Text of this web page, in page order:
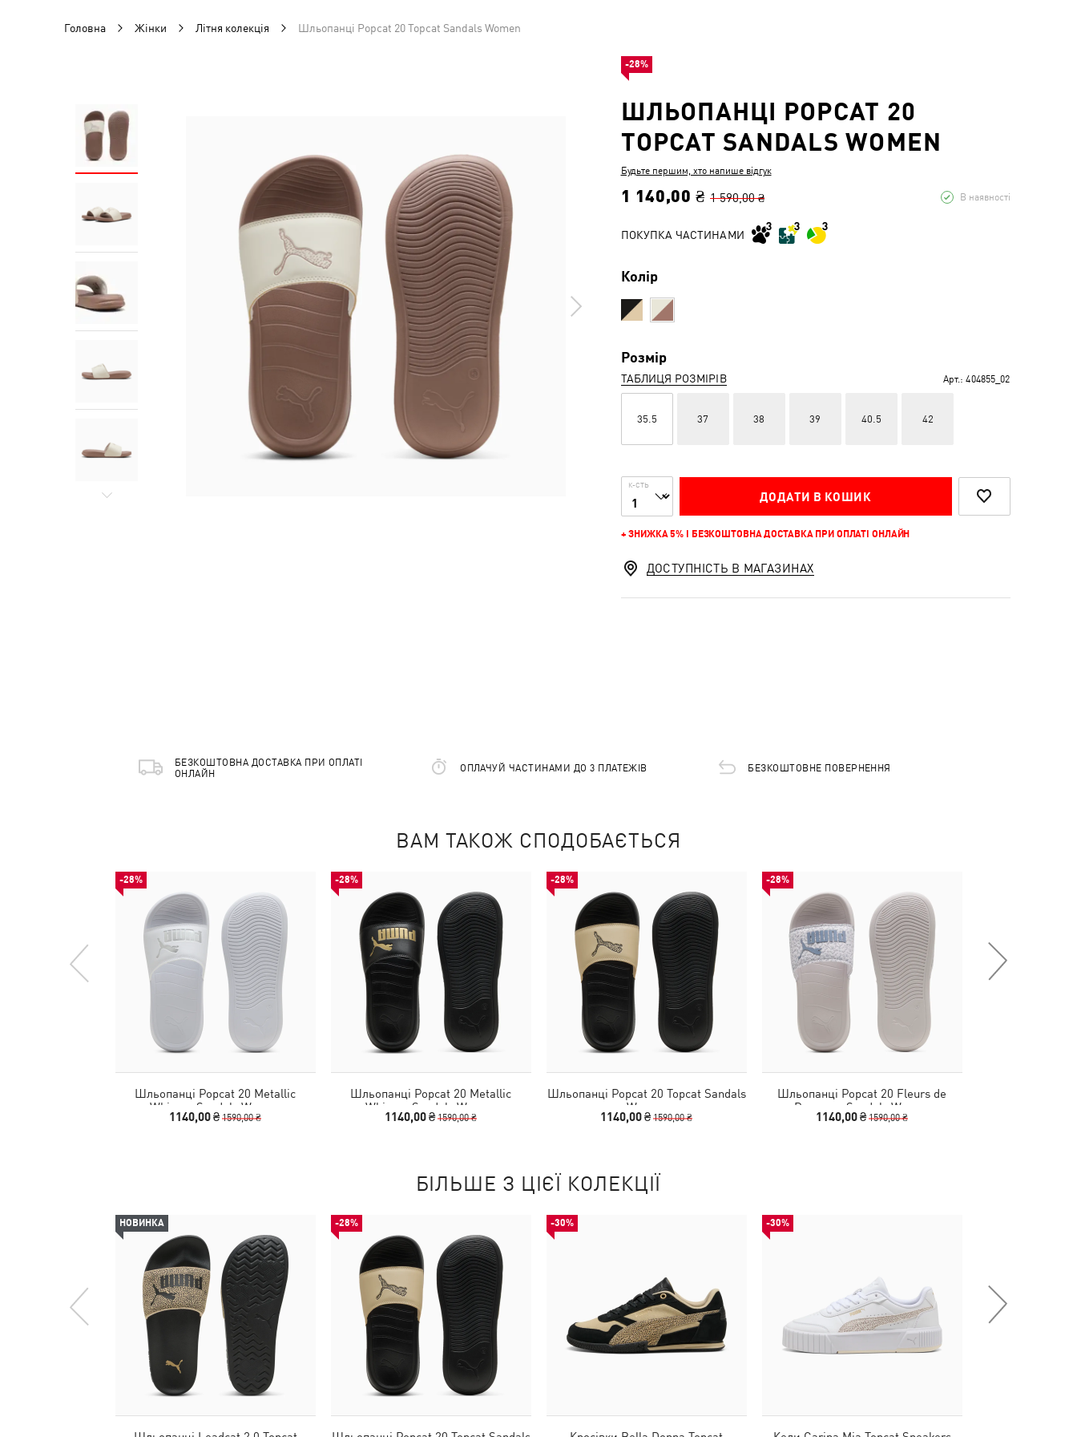
Головна Жінки Літня колекція Шльопанці Popcat 20 Topcat Sandals Women
ШЛЬОПАНЦІ POPCAT 20
TOPCAT SANDALS WOMEN
Будьте першим, хто напише відгук
1 140,00 ₴ 1 590,00 ₴ В наявності
ПОКУПКА ЧАСТИНАМИ
Колір
Розмір
ТАБЛИЦЯ РОЗМІРІВ Арт.: 404855_02
35.5 37 38 39 40.5 42
К-СТЬ
ДОДАТИ В КОШИК
+ ЗНИЖКА 5% І БЕЗКОШТОВНА ДОСТАВКА ПРИ ОПЛАТІ ОНЛАЙН
-28%
ДОСТУПНІСТЬ В МАГАЗИНАХ
БЕЗКОШТОВНА ДОСТАВКА ПРИ ОПЛАТІ
ОНЛАЙН
ОПЛАЧУЙ ЧАСТИНАМИ ДО 3 ПЛАТЕЖІВ БЕЗКОШТОВНЕ ПОВЕРНЕННЯ
ВАМ ТАКОЖ СПОДОБАЄТЬСЯ
-28%
Шльопанці Popcat 20 Metallic
Whisper Sandals Women
1140,00 ₴1590,00 ₴
-28%
Шльопанці Popcat 20 Metallic
Whisper Sandals Women
1140,00 ₴1590,00 ₴
-28%
Шльопанці Popcat 20 Topcat Sandals
Women
1140,00 ₴1590,00 ₴
-28%
Шльопанці Popcat 20 Fleurs de
Provence Sandals Women
1140,00 ₴1590,00 ₴
БІЛЬШЕ З ЦІЄЇ КОЛЕКЦІЇ
НОВИНКА -28% -30% -30%